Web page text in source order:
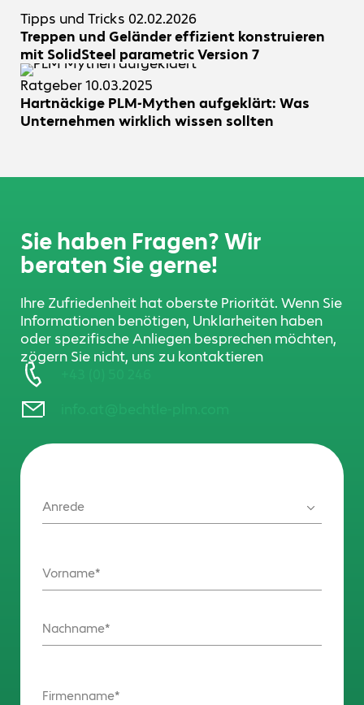
Tipps und Tricks 02.02.2026
Treppen und Geländer effizient konstruieren
mit SolidSteel parametric Version 7
Ratgeber10.03.2025
Hartnäckige PLM-Mythen aufgeklärt: Was
Unternehmen wirklich wissen sollten
Sie haben Fragen? Wir
beraten Sie gerne!
Ihre Zufriedenheit hat oberste Priorität. Wenn Sie
Informationen benötigen, Unklarheiten haben
oder spezifische Anliegen besprechen möchten,
zögern Sie nicht, uns zu kontaktieren
Anrede
Vorname
Nachname
Firmenname